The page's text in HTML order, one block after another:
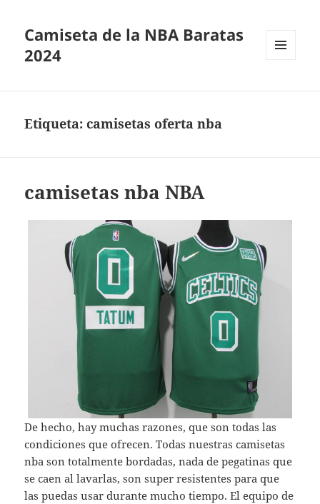
Camiseta de la NBA Baratas
2024
Etiqueta:camisetas oferta nba
camisetas nba NBA
De hecho, hay muchas razones, que son todas las
condiciones que ofrecen. Todas nuestras camisetas
nba son totalmente bordadas, nada de pegatinas que
se caen al lavarlas, son super resistentes para que
las puedas usar durante mucho tiempo. El equipo de